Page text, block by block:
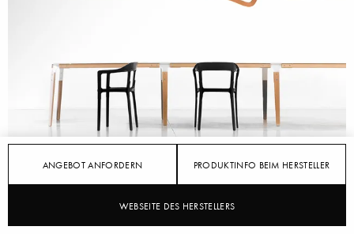
ANGEBOT ANFORDERN PRODUKTINFO BEIM HERSTELLER
WEBSEITE DES HERSTELLERS
STYLEPARK FLOS
FLOS 2020: BELT